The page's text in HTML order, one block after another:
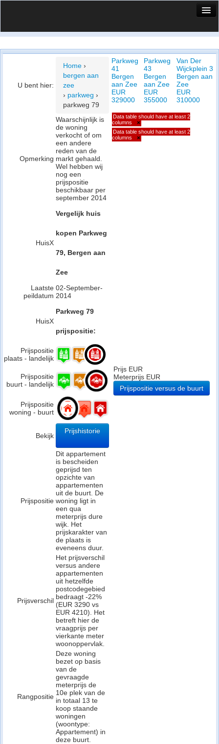
Vergelijk prijsposities - wijk
Nieuws
U bent hier:
Home ›
bergen aan
zee
› parkweg ›
parkweg 79
Opmerking
Waarschijnlijk is
de woning
verkocht of om
een andere
reden van de
markt gehaald.
Wel hebben wij
nog een
prijspositie
beschikbaar per
september 2014
HuisX
Vergelijk huis
kopen Parkweg
79, Bergen aan
Zee
Laatste
peildatum
02-September-
2014
HuisX
Parkweg 79
prijspositie:
Prijspositie
plaats - landelijk
Prijspositie
buurt - landelijk
Prijspositie
woning - buurt
Bekijk
Prijshistorie
Prijspositie
Dit appartement
is bescheiden
geprijsd ten
opzichte van
appartementen
uit de buurt. De
woning ligt in
een qua
meterprijs dure
wijk. Het
prijskarakter van
de plaats is
eveneens duur.
Prijsverschil
Het prijsverschil
versus andere
appartementen
uit hetzelfde
postcodegebied
bedraagt -22%
(EUR 3290 vs
EUR 4210). Het
betreft hier de
vraagprijs per
vierkante meter
woonoppervlak.
Rangpositie
Deze woning
bezet op basis
van de
gevraagde
meterprijs de
10e plek van de
in totaal 13 te
koop staande
woningen
(woontype:
Appartement) in
deze buurt.
Parkweg
41
Bergen
aan Zee
EUR
329000
Parkweg
43
Bergen
aan Zee
EUR
355000
Van Der
Wijckplein 3
Bergen aan
Zee
EUR
310000
Data table should have at least 2
columns
×
Data table should have at least 2
columns
×
Prijs EUR
Meterprijs EUR
Prijspositie versus de buurt